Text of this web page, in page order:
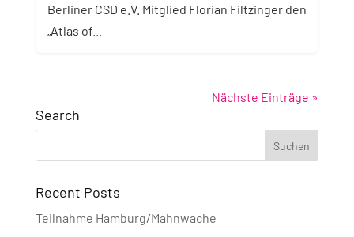
Berliner CSD e.V. Mitglied Florian Filtzinger den
„Atlas of...
Nächste Einträge »
Search
Recent Posts
Teilnahme Hamburg/Mahnwache